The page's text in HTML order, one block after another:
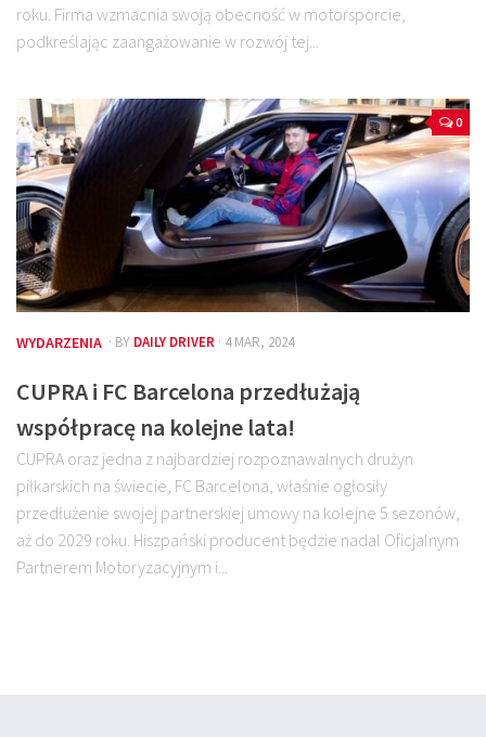
roku. Firma wzmacnia swoją obecność w motorsporcie,
podkreślając zaangażowanie w rozwój tej...
0
WYDARZENIA · BY DAILY DRIVER · 4 MAR, 2024
CUPRA i FC Barcelona przedłużają
współpracę na kolejne lata!
CUPRA oraz jedna z najbardziej rozpoznawalnych drużyn
piłkarskich na świecie, FC Barcelona, właśnie ogłosiły
przedłużenie swojej partnerskiej umowy na kolejne 5 sezonów,
aż do 2029 roku. Hiszpański producent będzie nadal Oficjalnym
Partnerem Motoryzacyjnym i...